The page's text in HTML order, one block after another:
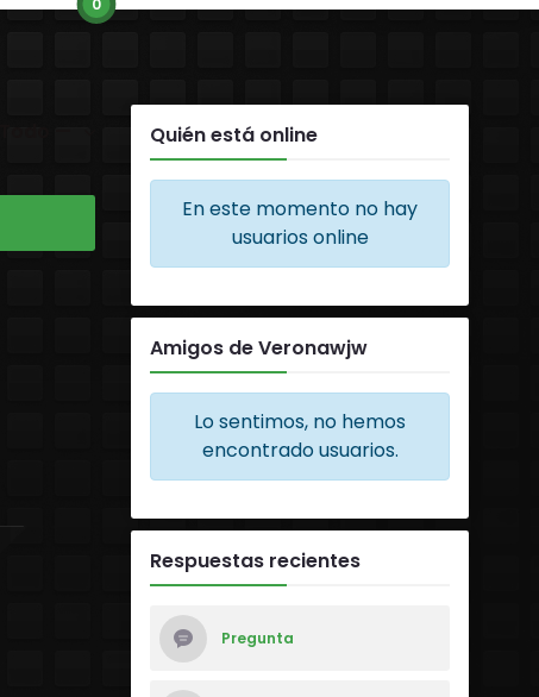
0
Quién está online
En este momento no hay
usuarios online
Amigos de Veronawjw
Lo sentimos, no hemos
encontrado usuarios.
Respuestas recientes
Pregunta